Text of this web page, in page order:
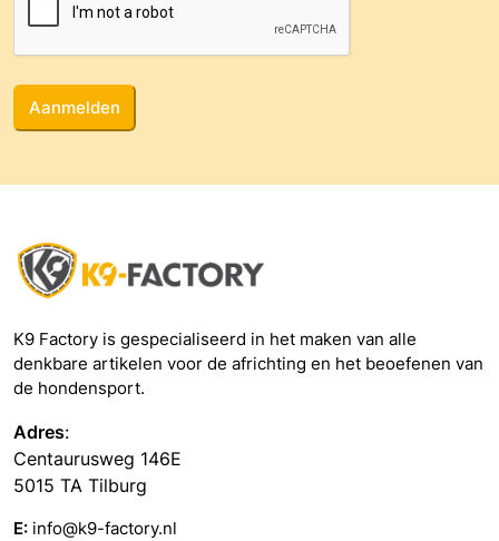
K9 Factory is gespecialiseerd in het maken van alle
denkbare artikelen voor de africhting en het beoefenen van
de hondensport.
Adres:
Centaurusweg 146E
5015 TA Tilburg
E: info@k9-factory.nl